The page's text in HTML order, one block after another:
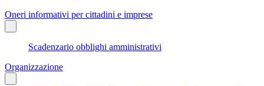
Oneri informativi per cittadini e imprese
Scadenzario obblighi amministrativi
Organizzazione